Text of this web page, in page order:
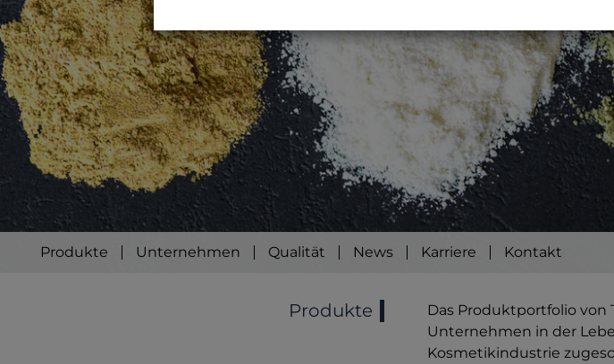
Produkte Unternehmen Qualität News Karriere Kontakt
Produkte
Das Produktportfolio von
Unternehmen in der
Kosmetikindustrie